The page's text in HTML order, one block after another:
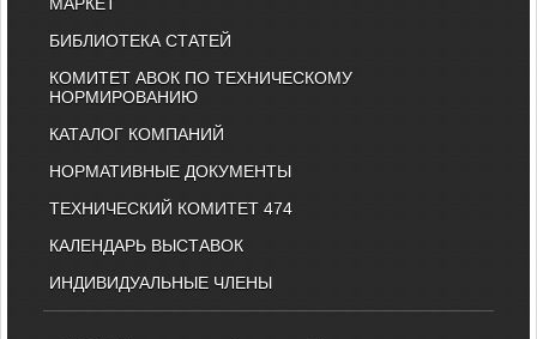
БИБЛИОТЕКА СТАТЕЙ
КОМИТЕТ АВОК ПО ТЕХНИЧЕСКОМУ
НОРМИРОВАНИЮ
КАТАЛОГ КОМПАНИЙ
НОРМАТИВНЫЕ ДОКУМЕНТЫ
ТЕХНИЧЕСКИЙ КОМИТЕТ 474
КАЛЕНДАРЬ ВЫСТАВОК
ИНДИВИДУАЛЬНЫЕ ЧЛЕНЫ